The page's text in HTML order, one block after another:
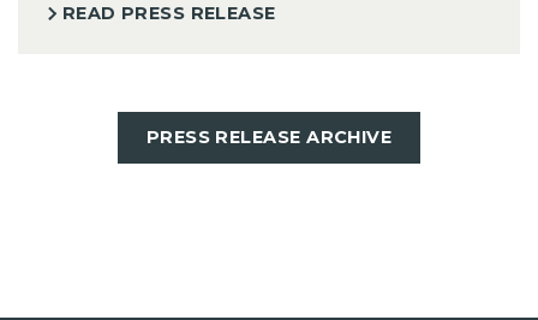
READ PRESS RELEASE
PRESS RELEASE ARCHIVE